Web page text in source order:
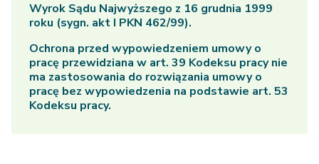
Wyrok Sądu Najwyższego z 16 grudnia 1999
roku (sygn. akt I PKN 462/99).
Ochrona przed wypowiedzeniem umowy o
pracę przewidziana w art. 39 Kodeksu pracy nie
ma zastosowania do rozwiązania umowy o
pracę bez wypowiedzenia na podstawie art. 53
Kodeksu pracy.